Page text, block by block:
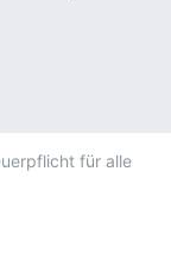
für alle